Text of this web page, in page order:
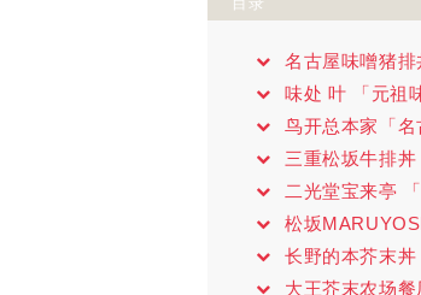
名古屋味噌猪
味处 叶 「元祖
鸟开总本家「名
三重松坂牛排丼
二光堂宝来亭
松坂
长野的本芥末丼
大王芥末农场餐